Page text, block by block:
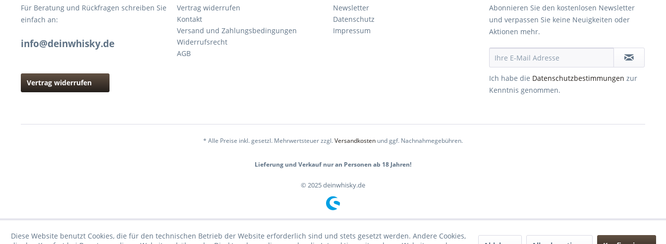
Für Beratung und Rückfragen schreiben Sie
einfach an:
info@deinwhisky.de
Vertrag widerrufen
Vertrag widerrufen
Kontakt
Versand und Zahlungsbedingungen
Widerrufsrecht
AGB
Newsletter
Datenschutz
Impressum
Abonnieren Sie den kostenlosen Newsletter
und verpassen Sie keine Neuigkeiten oder
Aktionen mehr.
Ich habe die Datenschutzbestimmungen zur
Kenntnis genommen.
* Alle Preise inkl. gesetzl. Mehrwertsteuer zzgl.Versandkosten und ggf. Nachnahmegebühren.
Lieferung und Verkauf nur an Personen ab 18 Jahren!
© 2025 deinwhisky.de
Diese Website benutzt Cookies, die für den technischen Betrieb der Website erforderlich sind und stets gesetzt werden. Andere Cookies,